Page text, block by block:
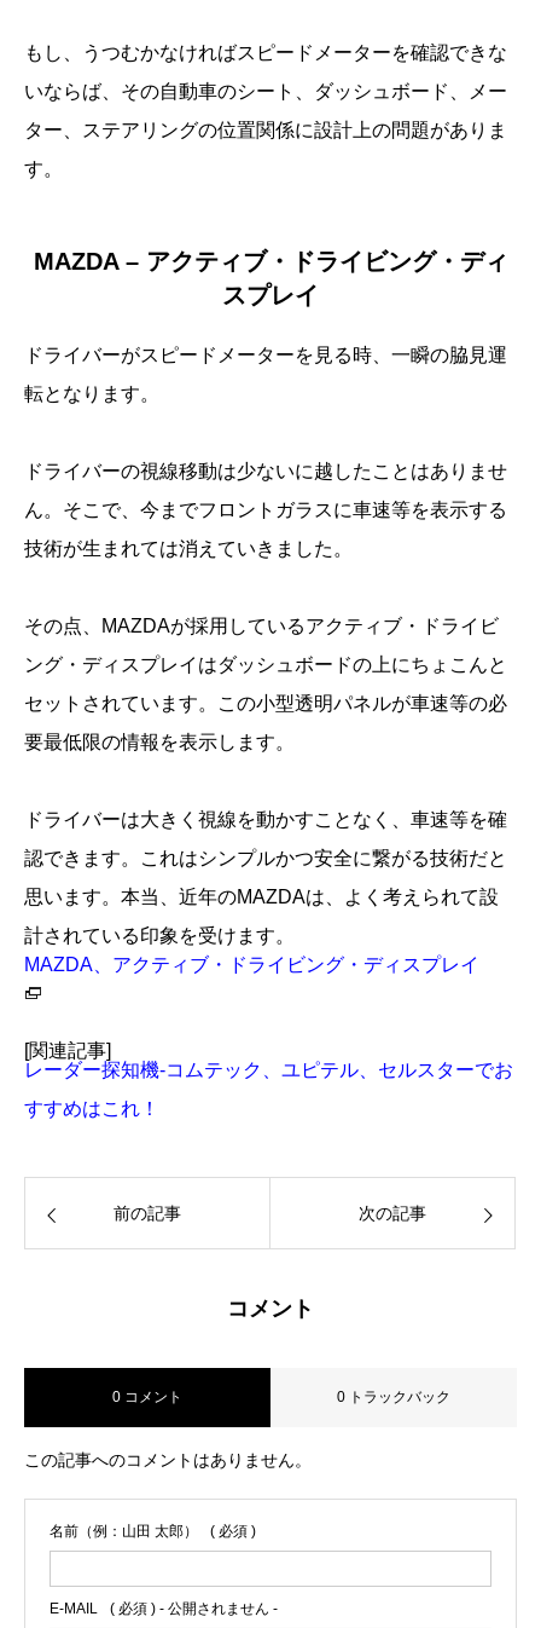
もし、うつむかなければスピードメーターを確認できな
いならば、その自動車のシート、ダッシュボード、メー
ター、ステアリングの位置関係に設計上の問題がありま
す。
MAZDA – アクティブ・ドライビング・ディ
スプレイ
ドライバーがスピードメーターを見る時、一瞬の脇見運
転となります。
ドライバーの視線移動は少ないに越したことはありませ
ん。そこで、今までフロントガラスに車速等を表示する
技術が生まれては消えていきました。
その点、MAZDAが採用しているアクティブ・ドライビ
ング・ディスプレイはダッシュボードの上にちょこんと
セットされています。この小型透明パネルが車速等の必
要最低限の情報を表示します。
ドライバーは大きく視線を動かすことなく、車速等を確
認できます。これはシンプルかつ安全に繋がる技術だと
思います。本当、近年のMAZDAは、よく考えられて設
計されている印象を受けます。
MAZDA、アクティブ・ドライビング・ディスプレイ
[関連記事]
レーダー探知機-コムテック、ユピテル、セルスターでお
すすめはこれ！
前の記事 次の記事
コメント
0 コメント 0 トラックバック
この記事へのコメントはありません。
名前（例：山田 太郎） ( 必須 )
E-MAIL ( 必須 ) - 公開されません -